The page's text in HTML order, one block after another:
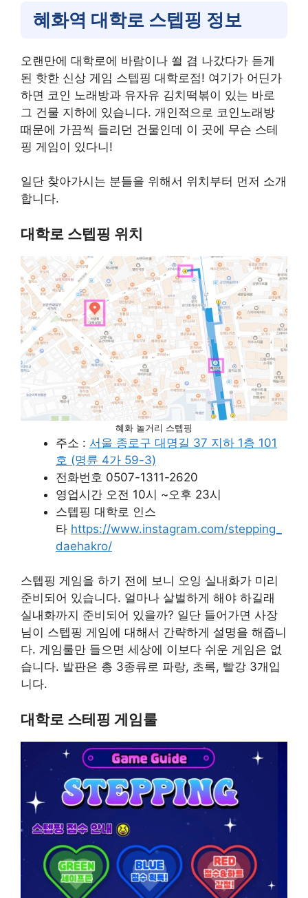
혜화역 대학로 스텝핑 정보
오랜만에 대학로에 바람이나 쐴 겸 나갔다가 듣게
된 핫한 신상 게임 스텝핑 대학로점! 여기가 어딘가
하면 코인 노래방과 유자유 김치떡볶이 있는 바로
그 건물 지하에 있습니다. 개인적으로 코인노래방
때문에 가끔씩 들리던 건물인데 이 곳에 무슨 스테
핑 게임이 있다니!
일단 찾아가시는 분들을 위해서 위치부터 먼저 소개
합니다.
대학로 스텝핑 위치
혜화 놀거리 스텝핑
주소 : 서울 종로구 대명길 37 지하 1층 101
호 (명륜 4가 59-3)
전화번호 0507-1311-2620
영업시간 오전 10시 ~오후 23시
스텝핑 대학로 인스
타 https://www.instagram.com/stepping_
daehakro/
스텝핑 게임을 하기 전에 보니 오잉 실내화가 미리
준비되어 있습니다. 얼마나 살벌하게 해야 하길래
실내화까지 준비되어 있을까? 일단 들어가면 사장
님이 스텝핑 게임에 대해서 간략하게 설명을 해줍니
다. 게임룰만 들으면 세상에 이보다 쉬운 게임은 없
습니다. 발판은 총 3종류로 파랑, 초록, 빨강 3개입
니다.
대학로 스테핑 게임룰